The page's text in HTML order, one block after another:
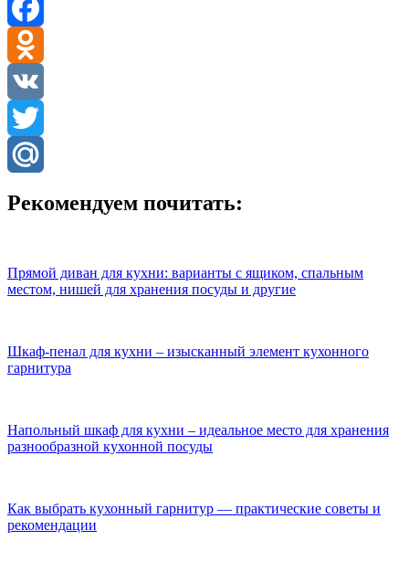
Facebook
Odnoklassniki
VK
Twitter
Рекомендуем почитать:
Прямой диван для кухни: варианты с ящиком, спальным
местом, нишей для хранения посуды и другие
Шкаф-пенал для кухни – изысканный элемент кухонного
гарнитура
Напольный шкаф для кухни – идеальное место для хранения
разнообразной кухонной посуды
Как выбрать кухонный гарнитур — практические советы и
рекомендации